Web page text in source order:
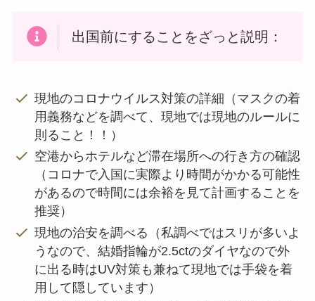
出国前にすることをざっと説明：
現地のコロナウイルス対策の詳細（マスクの着
用義務などを調べて、現地では現地のルールに
則ること！！）
空港からホテルなど滞在場所への行き方の確認
（コロナで入国に実際より時間がかかる可能性
があるので時間には余裕を見て計画することを
推奨）
現地の治安を調べる（私調べではスリが多いよ
うなので、結婚指輪が2.5ctのダイヤなので外
に出る時はUV対策も兼ねて現地では手袋を着
用して隠しています）